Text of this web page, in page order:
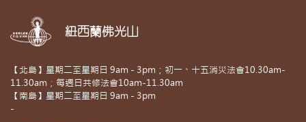
紐西蘭佛光山
【北島】星期二至星期日 9am - 3pm；初一、十五消災法會10.30am-
11.30am；每週日共修法會10am-11.30am
【南島】星期二至星期日 9am - 3pm
-